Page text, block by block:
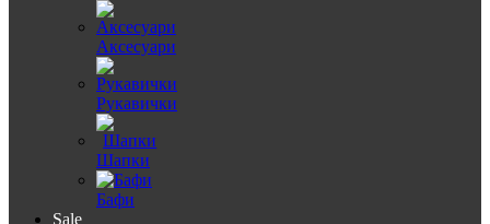
Аксесуари
Рукавички
Шапки
Бафи
Sale